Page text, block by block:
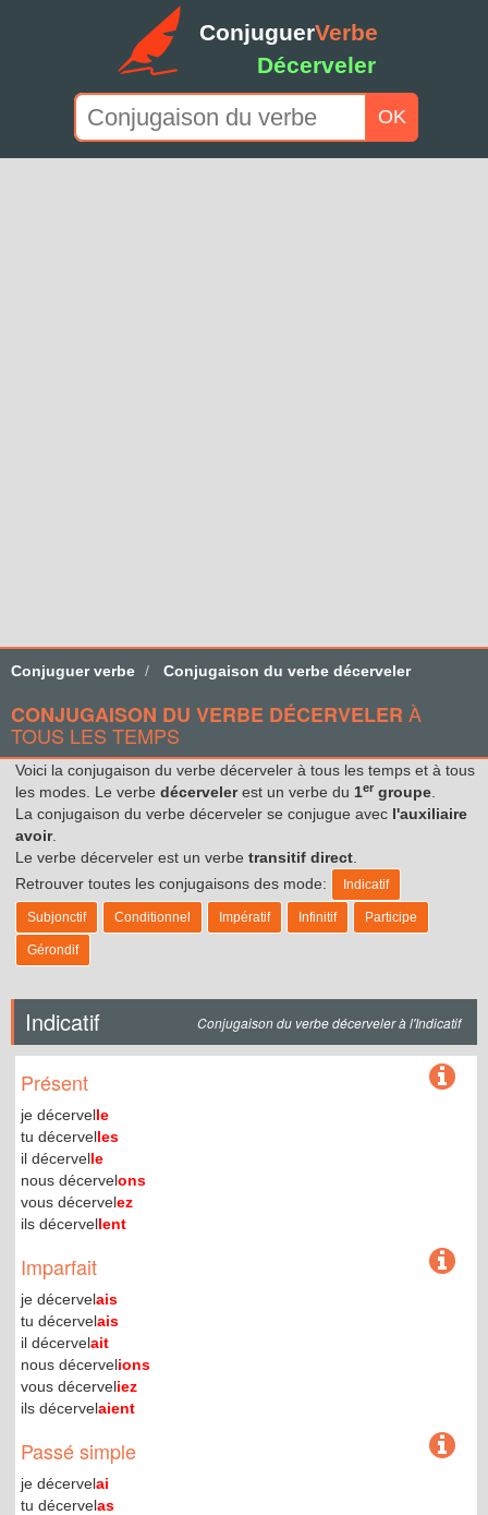
ConjuguerVerbe
Décerveler
OK
Conjuguer verbe Conjugaison du verbe décerveler
CONJUGAISON DU VERBE DÉCERVELER À
TOUS LES TEMPS
Voici la conjugaison du verbe décerveler à tous les temps et à tous
les modes. Le verbe décervelerest un verbe du 1er groupe
La conjugaison du verbe décerveler se conjugue avec l'auxiliaire
avoir.
Le verbe décerveler est un verbe transitif direct
Retrouver toutes les conjugaisons des mode:
Indicatif
Subjonctif Conditionnel Impératif Infinitif Participe
Gérondif
Indicatif Conjugaison du verbe décerveler à l'Indicatif
Présent
je décervelle
tu décervelles
il décervelle
nous décervelons
vous décervelez
ils décervellent
Imparfait
je décervelais
tu décervelais
il décervelait
nous décervelions
vous décerveliez
ils décervelaient
Passé simple
je décervelai
tu décervelas